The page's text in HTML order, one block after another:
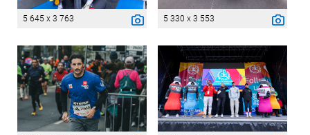
5 645 x 3 763 5 330 x 3 553